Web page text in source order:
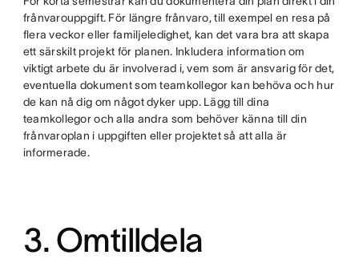
frånvarouppgift. För längre frånvaro, till exempel en resa på
flera veckor eller familjeledighet, kan det vara bra att skapa
ett särskilt projekt för planen. Inkludera information om
viktigt arbete du är involverad i, vem som är ansvarig för det,
eventuella dokument som teamkollegor kan behöva och hur
de kan nå dig om något dyker upp. Lägg till dina
teamkollegor och alla andra som behöver känna till din
frånvaroplan i uppgiften eller projektet så att alla är
informerade.
3. Omtilldela